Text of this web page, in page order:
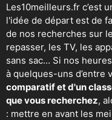
Les10meilleurs.fr c’est
l'idée de départ est de
de nos recherches sur
repasser, les TV, les
sans sac… Si nos
à quelques-uns d’entre
comparatif et d'un
que vous recherchez,
: mettre en avant les